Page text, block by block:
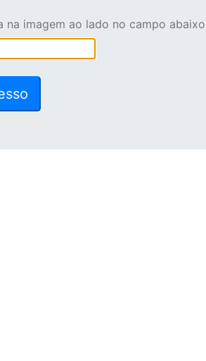
na imagem ao lado no campo abaixo